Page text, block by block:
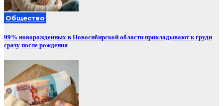
Общество
99% новорожденных в Новосибирской области прикладывают к груди
сразу после рождения